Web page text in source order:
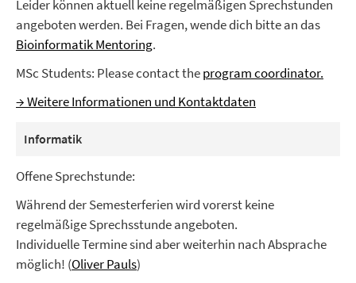
Leider können aktuell keine regelmäßigen Sprechstunden
angeboten werden. Bei Fragen, wende dich bitte an das
Bioinformatik Mentoring.
MSc Students: Please contact theprogram coordinator.
→ Weitere Informationen und Kontaktdaten
Informatik
Offene Sprechstunde:
Während der Semesterferien wird vorerst keine
regelmäßige Sprechsstunde angeboten.
Individuelle Termine sind aber weiterhin nach Absprache
möglich! (Oliver Pauls)